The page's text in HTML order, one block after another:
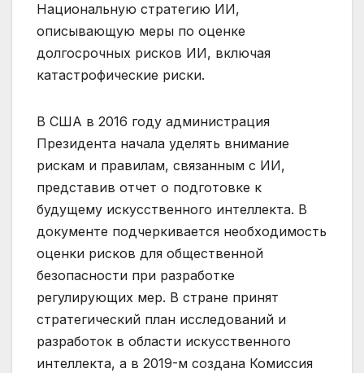
Национальную стратегию ИИ,
описывающую меры по оценке
долгосрочных рисков ИИ, включая
катастрофические риски.
В США в 2016 году администрация
Президента начала уделять внимание
рискам и правилам, связанным с ИИ,
представив отчет о подготовке к
будущему искусственного интеллекта. В
документе подчеркивается необходимость
оценки рисков для общественной
безопасности при разработке
регулирующих мер. В стране принят
стратегический план исследований и
разработок в области искусственного
интеллекта, а в 2019-м создана Комиссия